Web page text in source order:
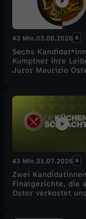
43 Min.03.08.2026 6
Sechs
Kumptner ihre
Juror Maurizio
43 Min.31.07.2026 6
Zwei
Finalgerichte, die
Oster verkostet